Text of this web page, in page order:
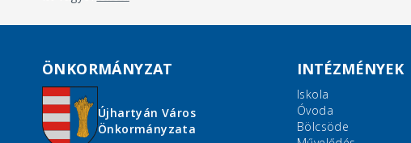
ÖNKORMÁNYZAT
Újhartyán Város
Önkormányzata
INTÉZMÉNYEK
Iskola
Óvoda
Bölcsöde